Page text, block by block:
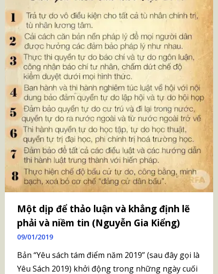
Một dịp để thảo luận và khẳng định lẽ
phải và niềm tin (Nguyễn Gia Kiểng)
09/01/2019
Bản “Yêu sách tám điểm năm 2019” (sau đây gọi là
Yêu Sách 2019) khởi động trong những ngày cuối